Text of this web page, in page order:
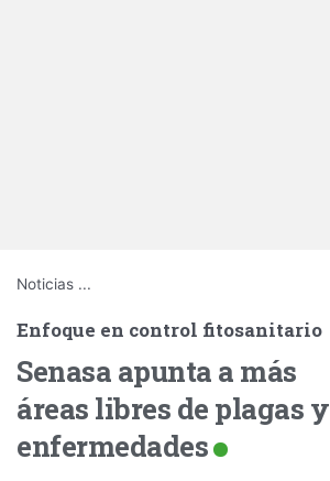
Noticias ...
Enfoque en control fitosanitario
Senasa apunta a más
áreas libres de plagas y
enfermedades